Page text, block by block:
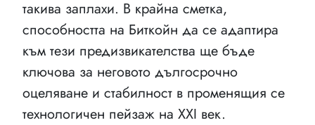
такива заплахи. В крайна сметка,
способността на Биткойн да се адаптира
към тези предизвикателства ще бъде
ключова за неговото дългосрочно
оцеляване и стабилност в променящия се
технологичен пейзаж на XXI век.